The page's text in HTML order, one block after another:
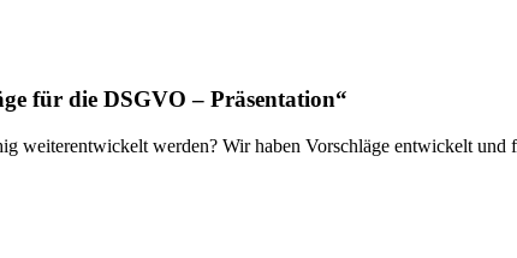
für die DSGVO – Präsentation“
weiterentwickelt werden? Wir haben Vorschläge entwickelt und